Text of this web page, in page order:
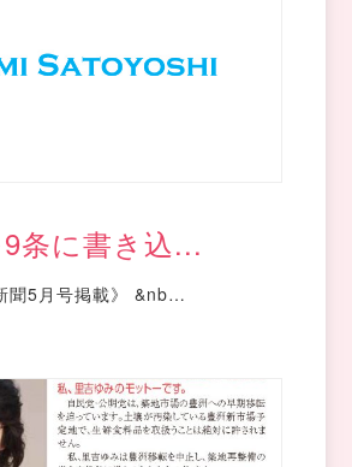
条に書き込...
聞5月号掲載》 &nb…